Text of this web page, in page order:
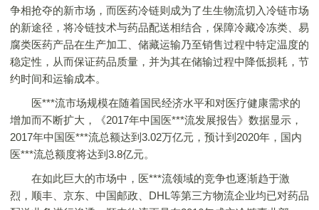
争相抢夺的新市场，而医药冷链则成为了生生物流切入冷链市场
的新途径，将冷链技术与药品配送相结合，保障冷藏冷冻类、易
腐类医药产品在生产加工、储藏运输乃至销售过程中特定温度的
稳定性，从而保证药品质量，并为其在储输过程中降低损耗，节
约时间和运输成本。
医***流市场规模在随着国民经济水平和对医疗健康需求的
增加而不断扩大，《2017年中国医***流发展报告》数据显示，
2017年中国医***流总额达到3.02万亿元，预计到2020年，国内
医***流总额度将达到3.8亿元。
在如此巨大的市场中，医***流领域的竞争也逐渐趋于激
烈，顺丰、京东、中国邮政、DHL等第三方物流企业均已对药品